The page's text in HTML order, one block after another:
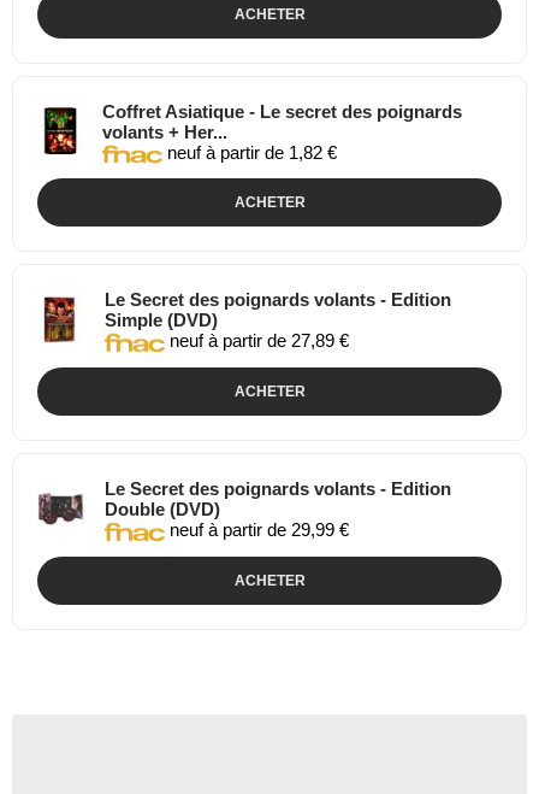
ACHETER
Coffret Asiatique - Le secret des poignards
volants + Her...
neuf à partir de 1,82 €
ACHETER
Le Secret des poignards volants - Edition
Simple (DVD)
neuf à partir de 27,89 €
ACHETER
Le Secret des poignards volants - Edition
Double (DVD)
neuf à partir de 29,99 €
ACHETER